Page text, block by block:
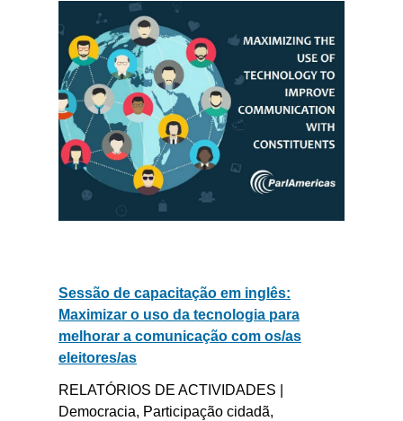
Sessão de capacitação em inglês:
Maximizar o uso da tecnologia para
melhorar a comunicação com os/as
eleitores/as
RELATÓRIOS DE ACTIVIDADES |
Democracia, Participação cidadã,